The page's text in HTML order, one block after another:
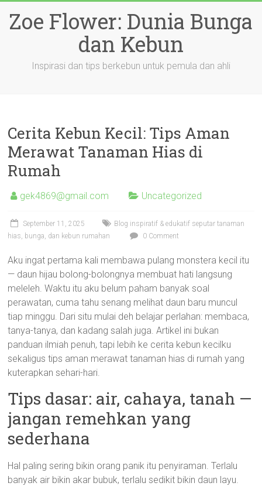
content
Zoe Flower: Dunia Bunga
dan Kebun
Inspirasi dan tips berkebun untuk pemula dan ahli
Cerita Kebun Kecil: Tips Aman
Merawat Tanaman Hias di
Rumah
gek4869@gmail.com Uncategorized
September 11, 2025
Blog inspiratif & edukatif seputar tanaman
hias, bunga, dan kebun rumahan
0 Comment
Aku ingat pertama kali membawa pulang monstera kecil itu
— daun hijau bolong-bolongnya membuat hati langsung
meleleh. Waktu itu aku belum paham banyak soal
perawatan, cuma tahu senang melihat daun baru muncul
tiap minggu. Dari situ mulai deh belajar perlahan: membaca,
tanya-tanya, dan kadang salah juga. Artikel ini bukan
panduan ilmiah penuh, tapi lebih ke cerita kebun kecilku
sekaligus tips aman merawat tanaman hias di rumah yang
kuterapkan sehari-hari.
Tips dasar: air, cahaya, tanah —
jangan remehkan yang
sederhana
Hal paling sering bikin orang panik itu penyiraman. Terlalu
banyak air bikin akar bubuk, terlalu sedikit bikin daun layu.